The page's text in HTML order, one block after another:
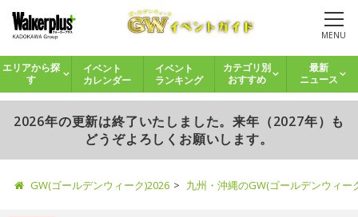
MENU
エリアから探
す
イベント
カレンダー
イベント
ランキング
カテゴリ別
おすすめ
最新
ニュース
2026年の更新は終了いたしました。来年（2027年）も
どうぞよろしくお願いします。
GW(ゴールデンウィーク)2026 九州・沖縄のGW(ゴールデンウィ